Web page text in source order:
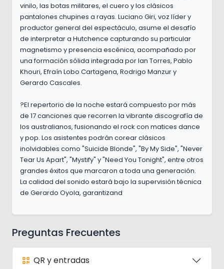
vinilo, las botas militares, el cuero y los clásicos
pantalones chupines a rayas. Luciano Giri, voz líder y
productor general del espectáculo, asume el desafío
de interpretar a Hutchence capturando su particular
magnetismo y presencia escénica, acompañado por
una formación sólida integrada por Ian Torres, Pablo
Khouri, Efraín Lobo Cartagena, Rodrigo Manzur y
Gerardo Cascales.
?El repertorio de la noche estará compuesto por más
de 17 canciones que recorren la vibrante discografía de
los australianos, fusionando el rock con matices dance
y pop. Los asistentes podrán corear clásicos
inolvidables como "Suicide Blonde", "By My Side", "Never
Tear Us Apart", "Mystify" y "Need You Tonight", entre otros
grandes éxitos que marcaron a toda una generación.
La calidad del sonido estará bajo la supervisión técnica
de Gerardo Oyola, garantizand
Preguntas Frecuentes
QR y entradas